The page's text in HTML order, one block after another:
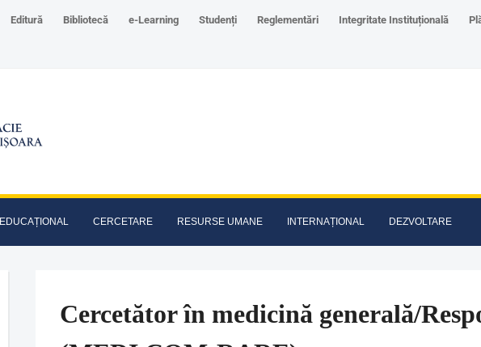
Editură Bibliotecă e-Learning Studenți Reglementări Integritate Instituțională
EDUCAȚIONAL CERCETARE RESURSE UMANE INTERNAȚIONAL DEZVOLTARE
Cercetător în medicină generală/